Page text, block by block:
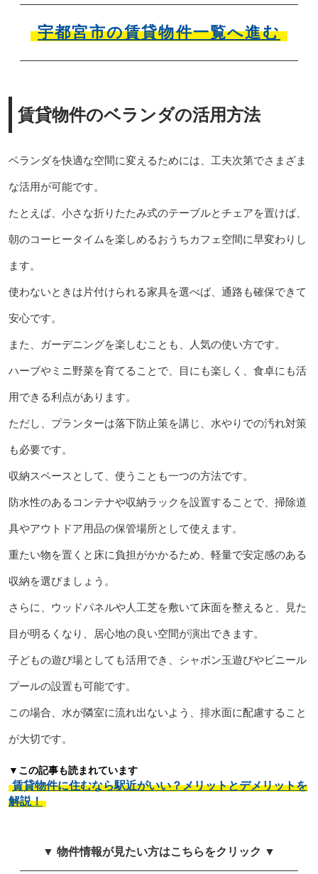
宇都宮市の賃貸物件一覧へ進む
賃貸物件のベランダの活用方法
ベランダを快適な空間に変えるためには、工夫次第でさまざま
な活用が可能です。
たとえば、小さな折りたたみ式のテーブルとチェアを置けば、
朝のコーヒータイムを楽しめるおうちカフェ空間に早変わりし
ます。
使わないときは片付けられる家具を選べば、通路も確保できて
安心です。
また、ガーデニングを楽しむことも、人気の使い方です。
ハーブやミニ野菜を育てることで、目にも楽しく、食卓にも活
用できる利点があります。
ただし、プランターは落下防止策を講じ、水やりでの汚れ対策
も必要です。
収納スペースとして、使うことも一つの方法です。
防水性のあるコンテナや収納ラックを設置することで、掃除道
具やアウトドア用品の保管場所として使えます。
重たい物を置くと床に負担がかかるため、軽量で安定感のある
収納を選びましょう。
さらに、ウッドパネルや人工芝を敷いて床面を整えると、見た
目が明るくなり、居心地の良い空間が演出できます。
子どもの遊び場としても活用でき、シャボン玉遊びやビニール
プールの設置も可能です。
この場合、水が隣室に流れ出ないよう、排水面に配慮すること
が大切です。
▼この記事も読まれています
賃貸物件に住むなら駅近がいい？メリットとデメリットを
解説！
▼ 物件情報が見たい方はこちらをクリック ▼